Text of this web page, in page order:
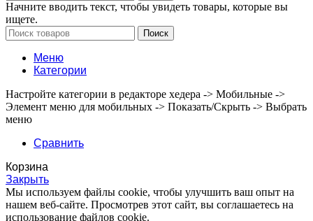
Начните вводить текст, чтобы увидеть товары, которые вы
ищете.
Поиск
Меню
Категории
Настройте категории в редакторе хедера -> Мобильные ->
Элемент меню для мобильных -> Показать/Скрыть -> Выбрать
меню
Сравнить
Корзина
Закрыть
Мы используем файлы cookie, чтобы улучшить ваш опыт на
нашем веб-сайте. Просмотрев этот сайт, вы соглашаетесь на
использование файлов cookie.